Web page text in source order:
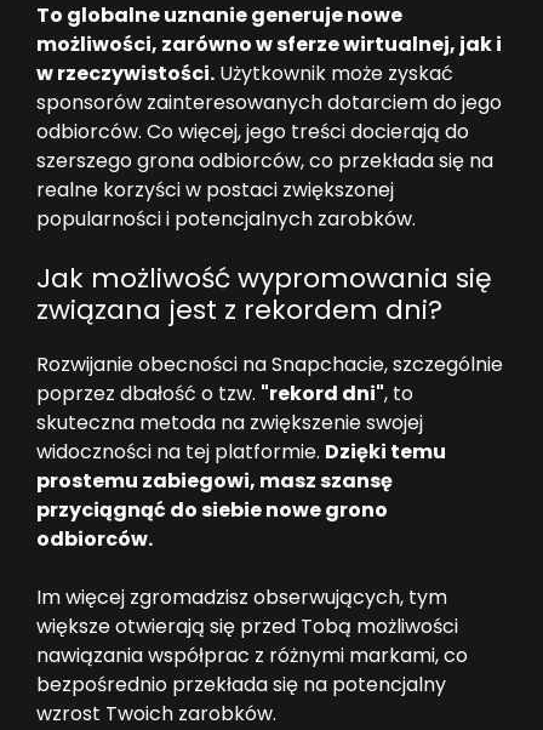
To globalne uznanie generuje nowe
możliwości, zarówno w sferze wirtualnej, jak i
w rzeczywistości. Użytkownik może zyskać
sponsorów zainteresowanych dotarciem do jego
odbiorców. Co więcej, jego treści docierają do
szerszego grona odbiorców, co przekłada się na
realne korzyści w postaci zwiększonej
popularności i potencjalnych zarobków.
Jak możliwość wypromowania się
związana jest z rekordem dni?
Rozwijanie obecności na Snapchacie, szczególnie
poprzez dbałość o tzw. "rekord dni", to
skuteczna metoda na zwiększenie swojej
widoczności na tej platformie. Dzięki temu
prostemu zabiegowi, masz szansę
przyciągnąć do siebie nowe grono
odbiorców.
Im więcej zgromadzisz obserwujących, tym
większe otwierają się przed Tobą możliwości
nawiązania współprac z różnymi markami, co
bezpośrednio przekłada się na potencjalny
wzrost Twoich zarobków.